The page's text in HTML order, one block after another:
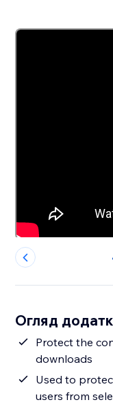
Огляд
Protect the
downloads
Used to
users from